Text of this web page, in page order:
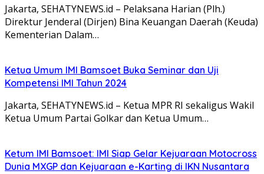
Jakarta, SEHATYNEWS.id – Pelaksana Harian (Plh.)
Direktur Jenderal (Dirjen) Bina Keuangan Daerah (Keuda)
Kementerian Dalam…
Ketua Umum IMI Bamsoet Buka Seminar dan Uji
Kompetensi IMI Tahun 2024
Jakarta, SEHATYNEWS.id – Ketua MPR RI sekaligus Wakil
Ketua Umum Partai Golkar dan Ketua Umum…
Ketum IMI Bamsoet: IMI Siap Gelar Kejuaraan Motocross
Dunia MXGP dan Kejuaraan e-Karting di IKN Nusantara